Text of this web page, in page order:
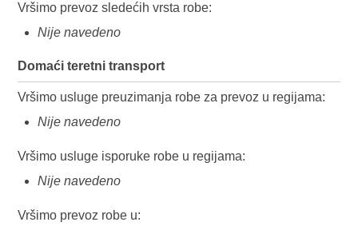
Vršimo prevoz sledećih vrsta robe:
Nije navedeno
Domaći teretni transport
Vršimo usluge preuzimanja robe za prevoz u regijama:
Nije navedeno
Vršimo usluge isporuke robe u regijama:
Nije navedeno
Vršimo prevoz robe u: